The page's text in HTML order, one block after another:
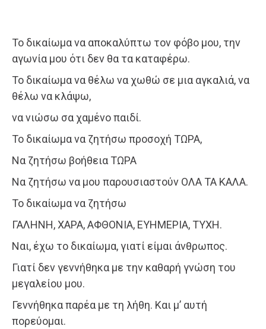
Το δικαίωμα να αποκαλύπτω τον φόβο μου, την
αγωνία μου ότι δεν θα τα καταφέρω.
Το δικαίωμα να θέλω να χωθώ σε μια αγκαλιά, να
θέλω να κλάψω,
να νιώσω σα χαμένο παιδί.
Το δικαίωμα να ζητήσω προσοχή ΤΩΡΑ,
Να ζητήσω βοήθεια ΤΩΡΑ
Να ζητήσω να μου παρουσιαστούν ΟΛΑ ΤΑ ΚΑΛΑ.
Το δικαίωμα να ζητήσω
ΓΑΛΗΝΗ, ΧΑΡΑ, ΑΦΘΟΝΙΑ, ΕΥΗΜΕΡΙΑ, ΤΥΧΗ.
Ναι, έχω το δικαίωμα, γιατί είμαι άνθρωπος.
Γιατί δεν γεννήθηκα με την καθαρή γνώση του
μεγαλείου μου.
Γεννήθηκα παρέα με τη λήθη. Και μ’ αυτή
πορεύομαι.